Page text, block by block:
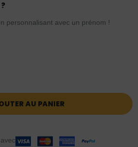
personnalisant avec un prénom !
AU PANIER